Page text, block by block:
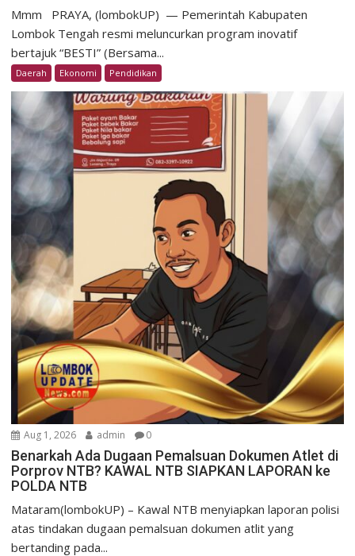
Mmm ​PRAYA, (lombokUP) — Pemerintah Kabupaten
Lombok Tengah resmi meluncurkan program inovatif
bertajuk “BESTI” (Bersama...
Daerah Ekonomi Pendidikan
Aug 1, 2026 admin 0
Benarkah Ada Dugaan Pemalsuan Dokumen Atlet di
Porprov NTB? KAWAL NTB SIAPKAN LAPORAN ke
POLDA NTB
Mataram(lombokUP) – Kawal NTB menyiapkan laporan polisi
atas tindakan dugaan pemalsuan dokumen atlit yang
bertanding pada...